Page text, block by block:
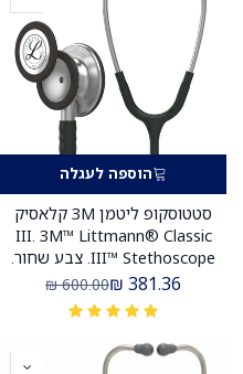
הוספה לעגלה
סטטוסקופ ליטמן 3M קלאסיק
III. 3M™ Littmann® Classic
III™ Stethoscope. צבע שחור.
Black. דגם 5620. ממברנה
יבוא רשמי לישראל.
381.36
₪
600.00
₪